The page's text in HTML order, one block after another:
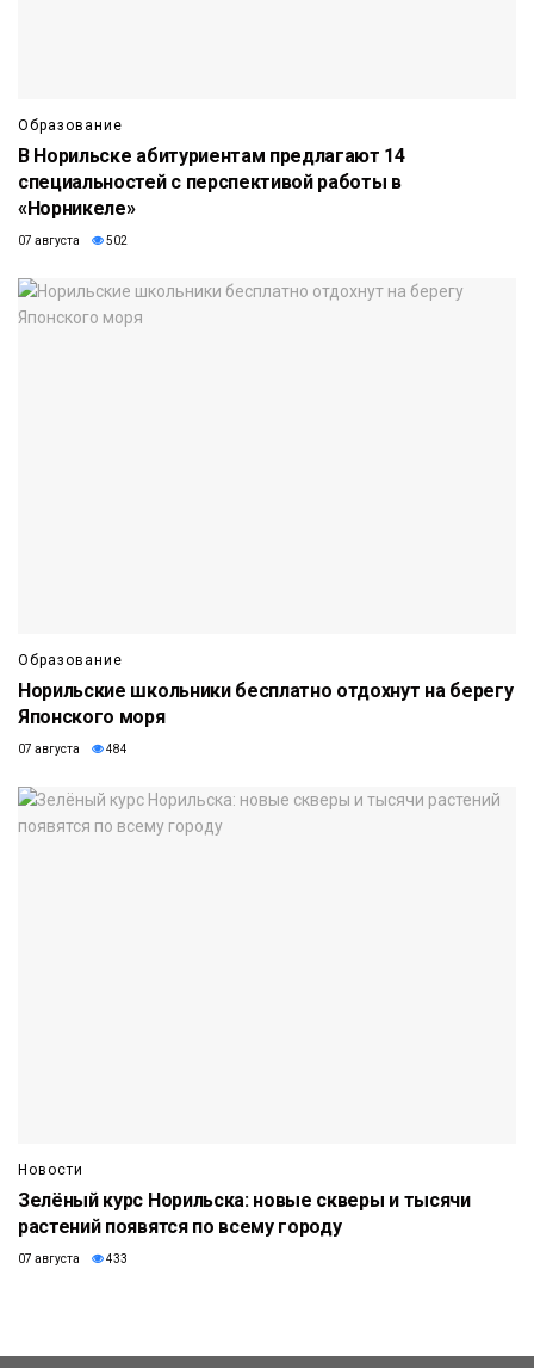
Образование
В Норильске абитуриентам предлагают 14
специальностей с перспективой работы в
«Норникеле»
07 августа 502
Образование
Норильские школьники бесплатно отдохнут на берегу
Японского моря
07 августа 484
Новости
Зелёный курс Норильска: новые скверы и тысячи
растений появятся по всему городу
07 августа 433